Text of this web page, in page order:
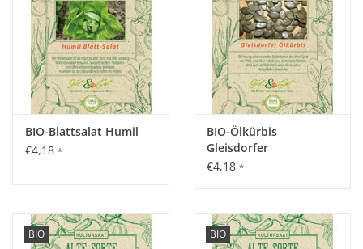
Tipp:
Empfohlene Anbaupause - 4 Jahre.
Inhalt:
22 Korn
BIO-Blattsalat Humil
€4,18 *
BIO-Ölkürbis
Gleisdorfer
€4,18 *
BIO BIO